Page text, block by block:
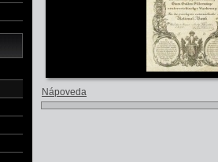
Nápoveda